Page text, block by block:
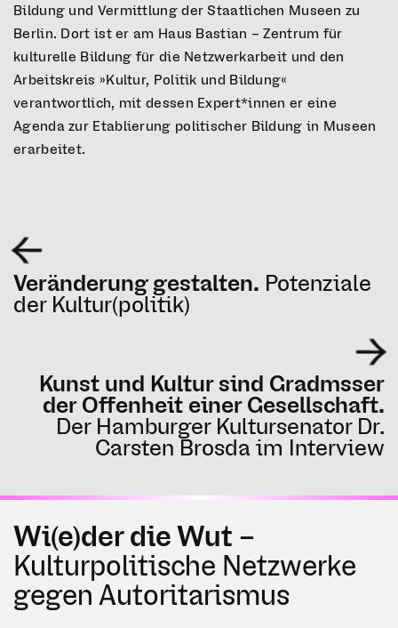
Bildung und Vermittlung der Staatlichen Museen zu
Berlin. Dort ist er am Haus Bastian – Zentrum für
kulturelle Bildung für die Netzwerkarbeit und den
Arbeitskreis »Kultur, Politik und Bildung«
verantwortlich, mit dessen Expert*innen er eine
Agenda zur Etablierung politischer Bildung in Museen
erarbeitet.
Veränderung gestalten. Potenziale
der Kultur(politik)
Kunst und Kultur sind Gradmsser
der Offenheit einer Gesellschaft.
Der Hamburger Kultursenator Dr.
Carsten Brosda im Interview
Wi(e)der die Wut –
Kulturpolitische Netzwerke
gegen Autoritarismus